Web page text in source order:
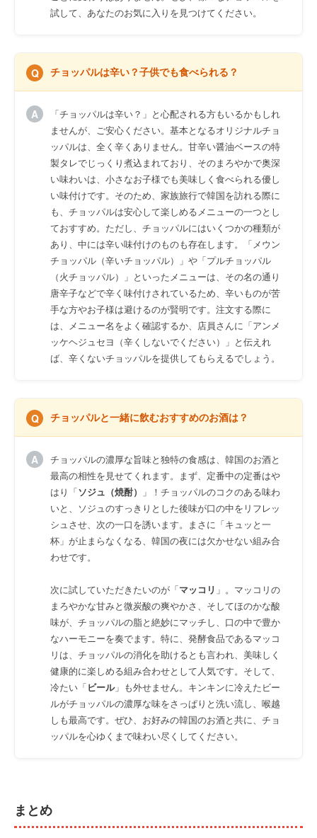
試して、あなたのお気に入りを見つけてください。
チョッパルは辛い？子供でも食べられる？
「チョッパルは辛い？」と心配される方もいるかもしれ
ませんが、ご安心ください。基本となるオリジナルチョ
ッパルは、全く辛くありません。甘辛い醤油ベースの特
製タレでじっくり煮込まれており、そのまろやかで奥深
い味わいは、小さなお子様でも美味しく食べられる優し
い味付けです。そのため、家族旅行で韓国を訪れる際に
も、チョッパルは安心して楽しめるメニューの一つとし
ておすすめ。ただし、チョッパルにはいくつかの種類が
あり、中には辛い味付けのものも存在します。「メウン
チョッパル（辛いチョッパル）」や「プルチョッパル
（火チョッパル）」といったメニューは、その名の通り
唐辛子などで辛く味付けされているため、辛いものが苦
手な方やお子様は避けるのが賢明です。注文する際に
は、メニュー名をよく確認するか、店員さんに「アンメ
ッケヘジュセヨ（辛くしないでください）」と伝えれ
ば、辛くないチョッパルを提供してもらえるでしょう。
チョッパルと一緒に飲むおすすめのお酒は？
チョッパルの濃厚な旨味と独特の食感は、韓国のお酒と
最高の相性を見せてくれます。まず、定番中の定番はや
はり「ソジュ（焼酎）
」！チョッパルのコクのある味わ
いと、ソジュのすっきりとした後味が口の中をリフレッ
シュさせ、次の一口を誘います。まさに「キュッと一
杯」が止まらなくなる、韓国の夜には欠かせない組み合
わせです。
次に試していただきたいのが「マッコリ 」。マッコリの
まろやかな甘みと微炭酸の爽やかさ、そしてほのかな酸
味が、チョッパルの脂と絶妙にマッチし、口の中で豊か
なハーモニーを奏でます。特に、発酵食品であるマッコ
リは、チョッパルの消化を助けるとも言われ、美味しく
健康的に楽しめる組み合わせとして人気です。そして、
冷たい「ビール」も外せません。キンキンに冷えたビー
ルがチョッパルの濃厚な味をさっぱりと洗い流し、喉越
しも最高です。ぜひ、お好みの韓国のお酒と共に、チョ
ッパルを心ゆくまで味わい尽くしてください。
まとめ